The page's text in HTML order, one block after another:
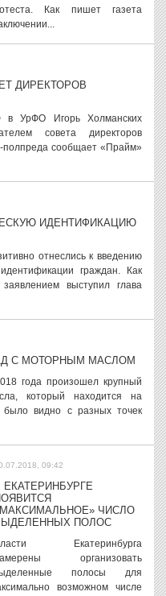
Как пишет газета
ДИРЕКТОРОВ
в УрФО Игорь Холманских
совета директоров
полпреда сообщает «Прайм»
ИДЕНТИФИКАЦИЮ
отнеслись к введению
граждан. Как
выступил глава
С МОТОРНЫМ МАСЛОМ
года произошел крупный
который находится на
видно с разных точек
09:42
ЕКАТЕРИНБУРГЕ
ЧИСЛО
ПОЛОС
Екатеринбурга
организовать
полосы для
возможном числе